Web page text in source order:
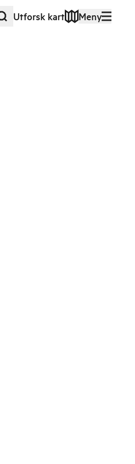
Utforsk kart Meny